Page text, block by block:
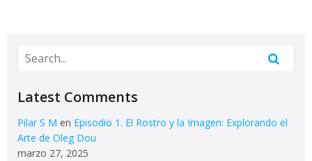
Latest Comments
Pilar S M en Episodio 1. El Rostro y la Imagen: Explorando el
Arte de Oleg Dou
marzo 27, 2025